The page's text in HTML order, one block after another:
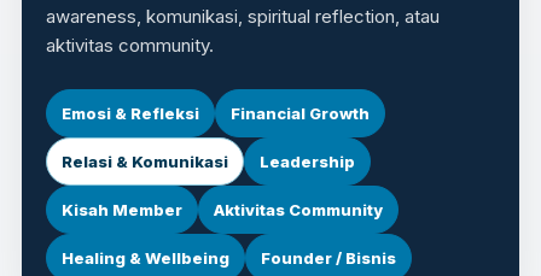
awareness, komunikasi, spiritual reflection, atau
aktivitas community.
Emosi & Refleksi Financial Growth
Relasi & Komunikasi Leadership
Kisah Member Aktivitas Community
Healing & Wellbeing Founder / Bisnis